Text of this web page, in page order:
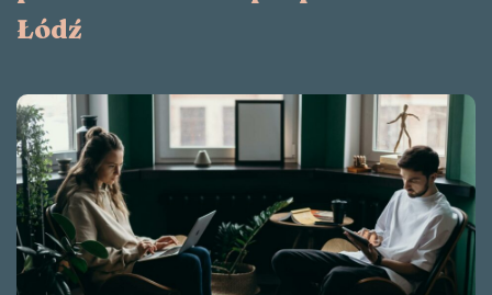
Często w pracy z parami słyszę zdania takie jak: „Nie wiem